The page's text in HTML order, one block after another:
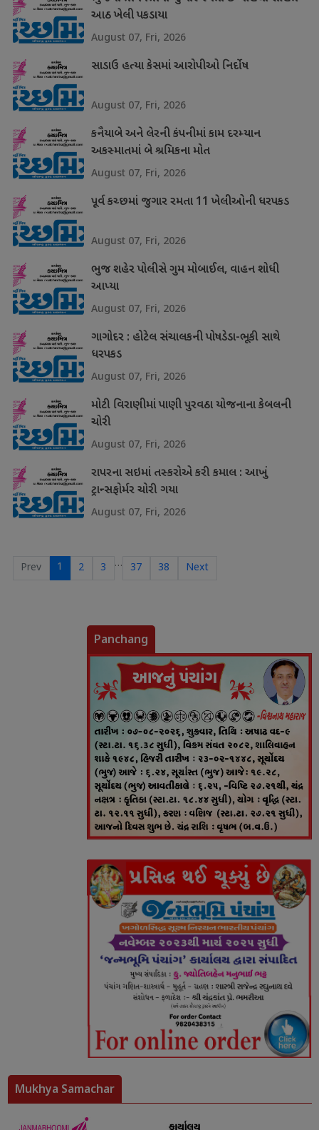
આઠ ખેલી પકડાયા
August 07, Fri, 2026
સાડાઉ હત્યા કેસમાં આરોપીઓ નિર્દોષ
August 07, Fri, 2026
કનૈયાબે અને લેરની કંપનીમાં કામ દરમ્યાન
અકસ્માતમાં બે શ્રમિકના મોત
August 07, Fri, 2026
પૂર્વ કચ્છમાં જુગાર રમતા 11 ખેલીઓની ધરપકડ
August 07, Fri, 2026
ભુજ શહેર પોલીસે ગુમ મોબાઈલ, વાહન શોધી
આપ્યા
August 07, Fri, 2026
ગાગોદર : હોટેલ સંચાલકની પોષડેડા-ભૂકી સાથે
ધરપકડ
August 07, Fri, 2026
મોટી વિરાણીમાં પાણી પુરવઠા યોજનાના કેબલની
ચોરી
August 07, Fri, 2026
રાપરના સઇમાં તસ્કરોએ કરી કમાલ : આખું
ટ્રાન્સફોર્મર ચોરી ગયા
August 07, Fri, 2026
Prev 1 2 3 … 37 38 Next
Panchang
Mukhya Samachar